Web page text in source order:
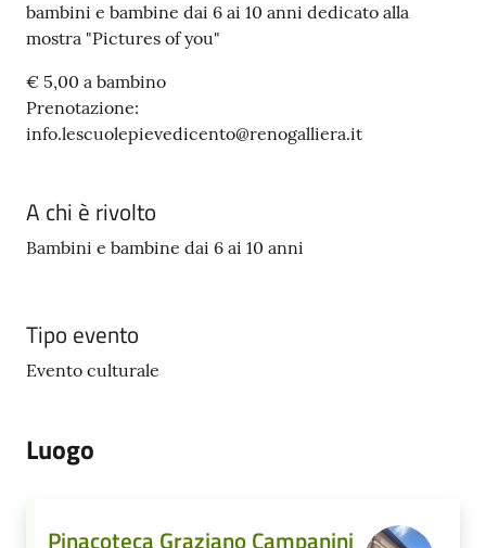
Seguici
su
bambini e bambine dai 6 ai 10 anni dedicato alla
mostra "Pictures of you"
€ 5,00 a bambino
Prenotazione:
info.lescuolepievedicento@renogalliera.it
A chi è rivolto
Bambini e bambine dai 6 ai 10 anni
Tipo evento
Evento culturale
Luogo
Pinacoteca Graziano Campanini